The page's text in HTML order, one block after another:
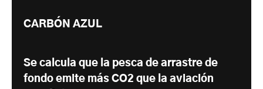
CARBÓN AZUL
Se calcula que la pesca de arrastre de
fondo emite más CO2 que la aviación